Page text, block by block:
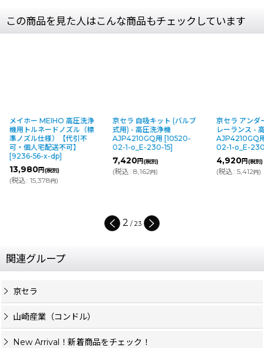
この商品を見た人はこんな商品もチェックしています
高圧洗浄
ドノズル（標
【代引不
送不可】
]
京セラ 自吸キット (バルブ
式用) - 高圧洗浄機
AJP4210GQ用 [10520-
02-1-o_E-230-15]
京セラ アンダーボディスプ
レーランス - 高圧洗浄機
AJP4210GQ用 [10449-
02-1-o_E-230-8]
3 / 23
関連グループ
京セラ
山崎産業（コンドル）
New Arrival！新着商品をチェック！